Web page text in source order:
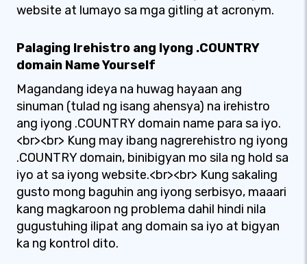
website at lumayo sa mga gitling at acronym.
Palaging Irehistro ang Iyong .COUNTRY
domain Name Yourself
Magandang ideya na huwag hayaan ang
sinuman (tulad ng isang ahensya) na irehistro
ang iyong .COUNTRY domain name para sa iyo.
<br><br> Kung may ibang nagrerehistro ng iyong
.COUNTRY domain, binibigyan mo sila ng hold sa
iyo at sa iyong website.<br><br> Kung sakaling
gusto mong baguhin ang iyong serbisyo, maaari
kang magkaroon ng problema dahil hindi nila
gugustuhing ilipat ang domain sa iyo at bigyan
ka ng kontrol dito.